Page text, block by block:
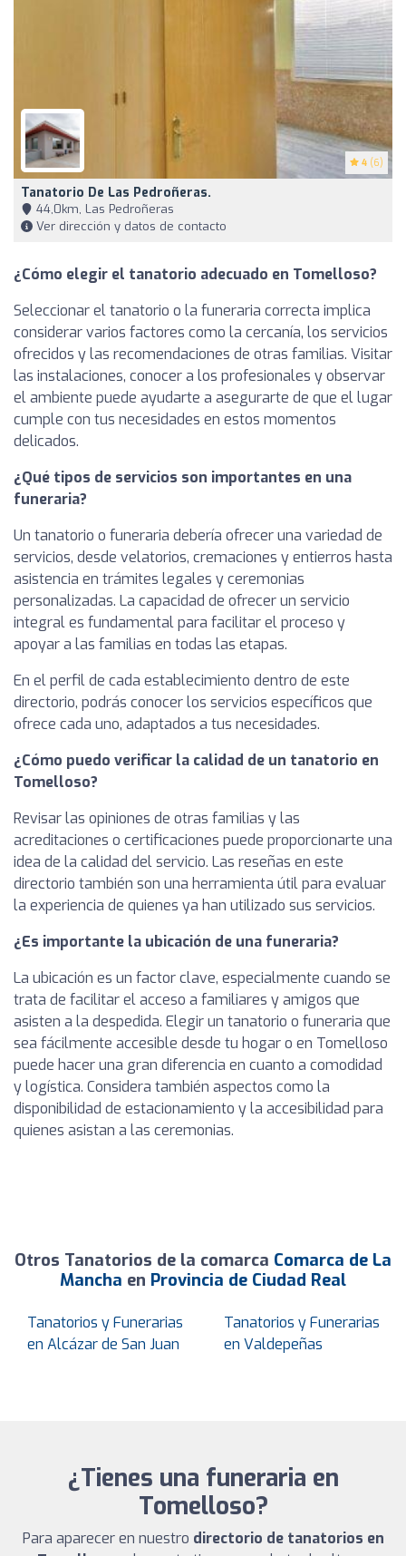
4 (6)
Tanatorio De Las Pedroñeras.
44,0km, Las Pedroñeras
Ver dirección y datos de contacto
¿Cómo elegir el tanatorio adecuado en Tomelloso?
Seleccionar el tanatorio o la funeraria correcta implica
considerar varios factores como la cercanía, los servicios
ofrecidos y las recomendaciones de otras familias. Visitar
las instalaciones, conocer a los profesionales y observar
el ambiente puede ayudarte a asegurarte de que el lugar
cumple con tus necesidades en estos momentos
delicados.
¿Qué tipos de servicios son importantes en una
funeraria?
Un tanatorio o funeraria debería ofrecer una variedad de
servicios, desde velatorios, cremaciones y entierros hasta
asistencia en trámites legales y ceremonias
personalizadas. La capacidad de ofrecer un servicio
integral es fundamental para facilitar el proceso y
apoyar a las familias en todas las etapas.
En el perfil de cada establecimiento dentro de este
directorio, podrás conocer los servicios específicos que
ofrece cada uno, adaptados a tus necesidades.
¿Cómo puedo verificar la calidad de un tanatorio en
Tomelloso?
Revisar las opiniones de otras familias y las
acreditaciones o certificaciones puede proporcionarte una
idea de la calidad del servicio. Las reseñas en este
directorio también son una herramienta útil para evaluar
la experiencia de quienes ya han utilizado sus servicios.
¿Es importante la ubicación de una funeraria?
La ubicación es un factor clave, especialmente cuando se
trata de facilitar el acceso a familiares y amigos que
asisten a la despedida. Elegir un tanatorio o funeraria que
sea fácilmente accesible desde tu hogar o en Tomelloso
puede hacer una gran diferencia en cuanto a comodidad
y logística. Considera también aspectos como la
disponibilidad de estacionamiento y la accesibilidad para
quienes asistan a las ceremonias.
Otros Tanatorios de la comarca Comarca de La
Mancha en Provincia de Ciudad Real
Tanatorios y Funerarias
en Alcázar de San Juan
Tanatorios y Funerarias
en Valdepeñas
¿Tienes una funeraria en
Tomelloso?
Para aparecer en nuestro directorio de tanatorios en